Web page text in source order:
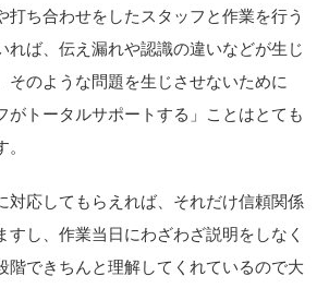
打ち合わせをしたスタッフと作業を行う
れば、伝え漏れや認識の違いなどが生じ
そのような問題を生じさせないために
がトータルサポートする」ことはとても
対応してもらえれば、それだけ信頼関係
すし、作業当日にわざわざ説明をしなく
階できちんと理解してくれているので大